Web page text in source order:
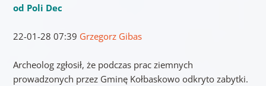
od Poli Dec
22-01-28 07:39 Grzegorz Gibas
Archeolog zgłosił, że podczas prac ziemnych
prowadzonych przez Gminę Kołbaskowo odkryto zabytki.